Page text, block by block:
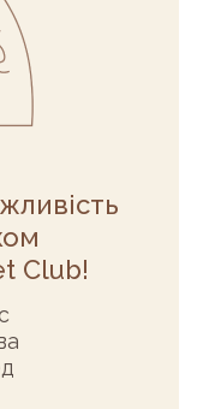
Club!